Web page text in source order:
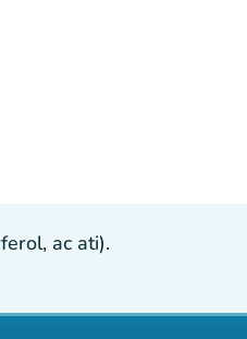
ac ati).